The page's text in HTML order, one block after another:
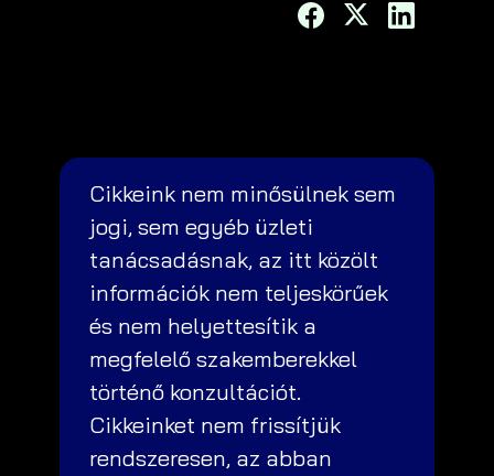
Cikkeink nem minősülnek sem
jogi, sem egyéb üzleti
tanácsadásnak, az itt közölt
információk nem teljeskörűek
és nem helyettesítik a
megfelelő szakemberekkel
történő konzultációt.
Cikkeinket nem frissítjük
rendszeresen, az abban